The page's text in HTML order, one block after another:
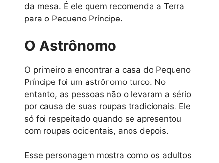
da mesa. É ele quem recomenda a Terra
para o Pequeno Príncipe.
O Astrônomo
O primeiro a encontrar a casa do Pequeno
Príncipe foi um astrônomo turco. No
entanto, as pessoas não o levaram a sério
por causa de suas roupas tradicionais. Ele
só foi respeitado quando se apresentou
com roupas ocidentais, anos depois.
Esse personagem mostra como os adultos